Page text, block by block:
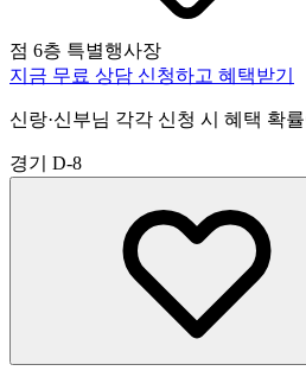
점 6층 특별행사장
지금 무료 상담 신청하고 혜택받기
신랑·신부님 각각 신청 시 혜택 확
경기 D-8